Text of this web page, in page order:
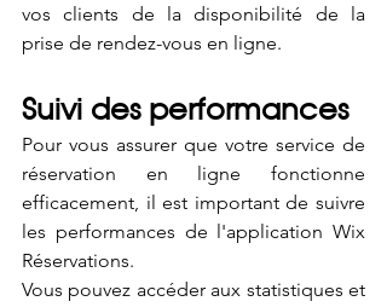
vos clients de la disponibilité de la
prise de rendez-vous en ligne.
Suivi des performances
Pour vous assurer que votre service de
réservation en ligne fonctionne
efficacement, il est important de suivre
les performances de l'application Wix
Réservations.
Vous pouvez accéder aux statistiques et